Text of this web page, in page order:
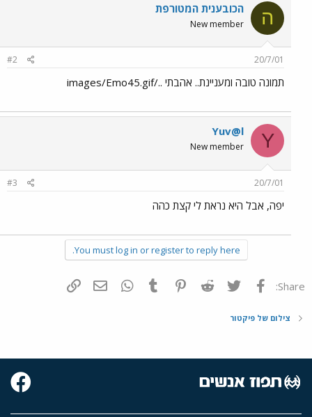
ה הכובענית המטורפת
New member
20/7/01
#2
תמונה טובה ומעניינת.. אהבתי ../images/Emo45.gif
Y
Yuv@l
New member
20/7/01
#3
יפה, אבל היא נראת לי קצת כהה
You must log in or register to reply here.
Share: פייסבוק Twitter
Reddit
Pinterest
Tumblr
WhatsAppדואר אלקטרוני
צילום של פיקטור